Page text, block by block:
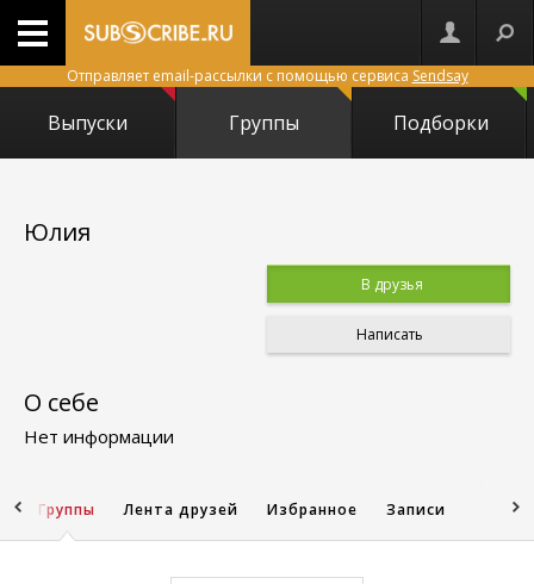
Отправляет email-рассылки с помощью сервиса Sendsay
Выпуски Группы Подборки
Юлия
В друзья
Написать
О себе
Нет информации
Группы Лента друзей Избранное Записи